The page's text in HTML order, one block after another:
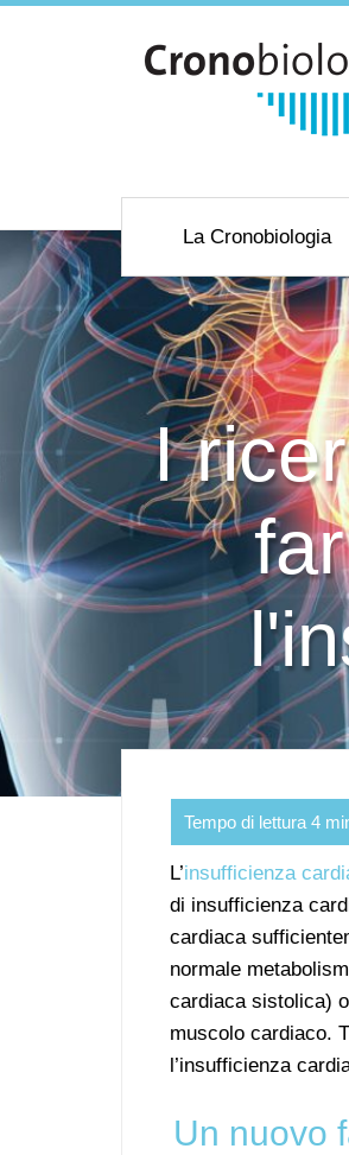
La Cronobiologia
I
L’insufficienza
di insufficienza
cardiaca
normale
cardiaca sistolica)
muscolo cardiaco.
l’insufficienza
Un nuovo